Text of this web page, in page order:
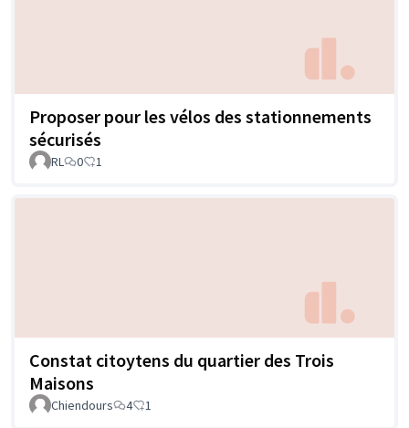
Proposer pour les vélos des stationnements
sécurisés
RL 0 1
Constat citoytens du quartier des Trois
Maisons
Chiendours 4 1